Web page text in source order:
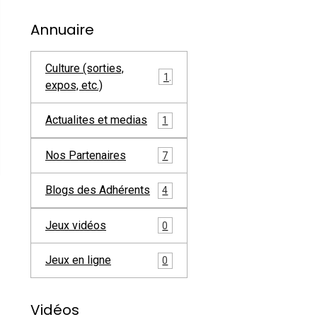
Annuaire
Culture (sorties,
expos, etc.)
Actualites et medias 1
Nos Partenaires 7
Blogs des Adhérents 4
Jeux vidéos 0
Jeux en ligne 0
Vidéos